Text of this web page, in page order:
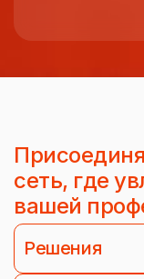
сеть, где
вашей
Решения